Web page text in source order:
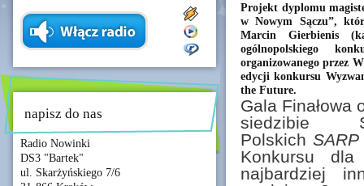
napisz do nas
Radio Nowinki
DS3 "Bartek"
ul. Skarżyńskiego 7/6
Projekt dyplomu
w Nowym Sączu”,
Marcin Gierbienis
ogólnopolskiego
organizowanego przez
edycji konkursu
the Future.
Gala Finałowa
siedzibie
Polskich SARP
Konkursu dla
najbardziej